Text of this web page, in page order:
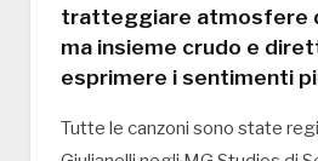
tratteggiare atmosfere
ma insieme crudo e
esprimere i sentimenti
Tutte le canzoni sono state